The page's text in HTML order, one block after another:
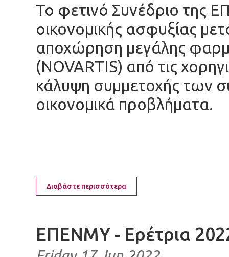
Το φετινό Συνέδριο της
οικονομικής ασφυξίας
αποχώρηση μεγάλης
(NOVARTIS) από τις
κάλυψη συμμετοχής των
οικονομικά προβλήματα.
Διαβάστε περισσότερα
ΕΠΕΝΜΥ - Ερέτρια